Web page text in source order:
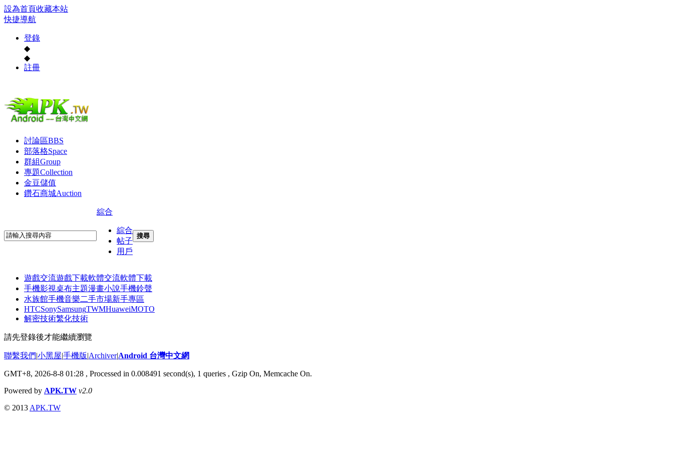
設為首頁收藏本站
快捷導航
登錄
◆
◆
註冊
討論區BBS
部落格Space
群組Group
專題Collection
金豆儲值
鑽石商城Auction
綜合
綜合
帖子
用戶
搜尋
遊戲交流遊戲下載軟體交流軟體下載
手機影視桌布主題漫畫小說手機鈴聲
水族館手機音樂二手市場新手專區
HTCSonySamsungTWMHuaweiMOTO
解密技術繁化技術
請先登錄後才能繼續瀏覽
聯繫我們|小黑屋|手機版|Archiver|Android 台灣中文網
GMT+8, 2026-8-8 01:28 , Processed in 0.008491 second(s), 1 queries , Gzip On, Memcache On.
Powered by APK.TW v2.0
© 2013 APK.TW